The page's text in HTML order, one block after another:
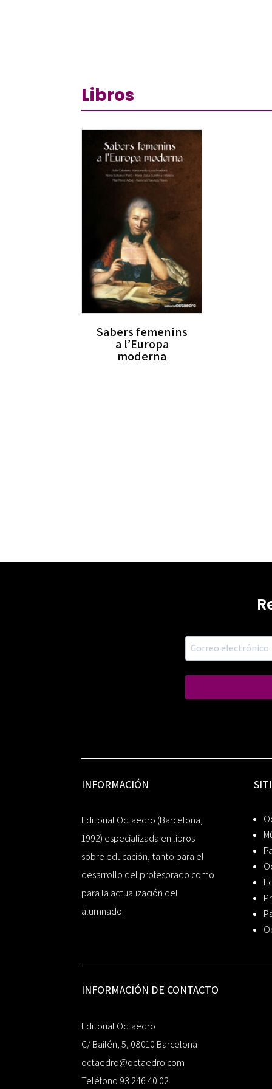
Libros
Sabers femenins
a l’Europa
moderna
INFORMACIÓN
Editorial Octaedro (Barcelona,
1992) especializada en libros
sobre educación, tanto para el
desarrollo del profesorado como
para la actualización del
alumnado.
INFORMACIÓN DE CONTACTO
Editorial Octaedro
C/ Bailén, 5, 08010 Barcelona
octaedro@octaedro.com
Teléfono 93 246 40 02